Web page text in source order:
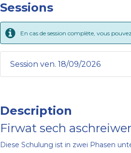
Sessions
En cas de session complète, vous
Session ven. 18/09/2026
Description
Firwat sech
Diese Schulung ist in zwei Phasen